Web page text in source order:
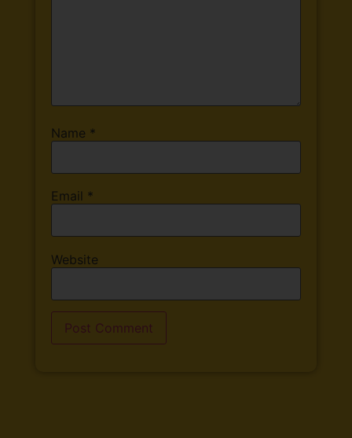
Name *
Email *
Website